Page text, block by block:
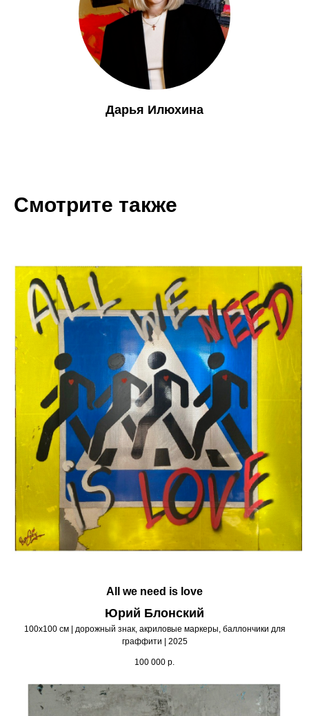
Дарья Илюхина
Смотрите также
All we need is love
Юрий Блонский
100х100 см | дорожный знак, акриловые маркеры, баллончики для
граффити | 2025
100 000 р.